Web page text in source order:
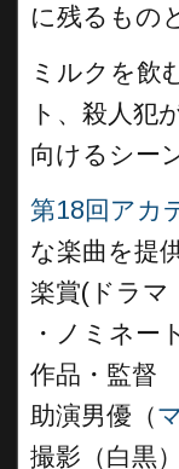
に残るもの
ミルクを飲
ト、殺人犯
向けるシー
第18回アカ
な楽曲を提
楽賞(ドラマ
・ノミネート
作品・監督
助演男優（
撮影（白黒